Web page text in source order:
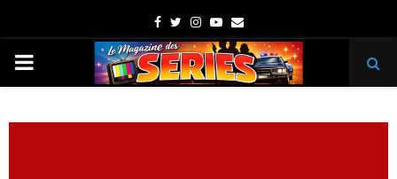
Facebook
TwitterInstagram
Youtube
Email
PRIMARY